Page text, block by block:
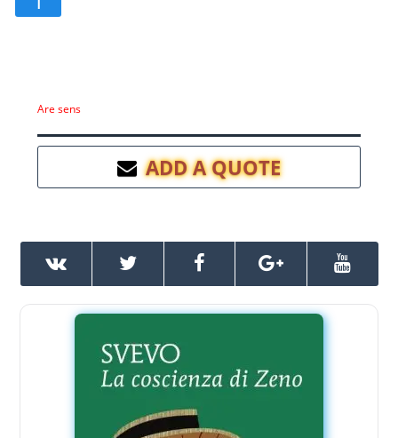
Are sens
ADD A QUOTE